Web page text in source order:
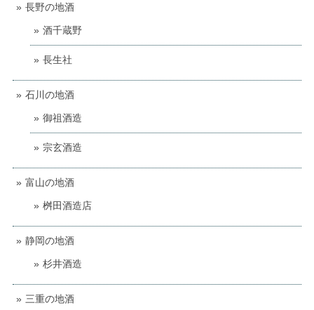
長野の地酒
酒千蔵野
長生社
石川の地酒
御祖酒造
宗玄酒造
富山の地酒
桝田酒造店
静岡の地酒
杉井酒造
三重の地酒